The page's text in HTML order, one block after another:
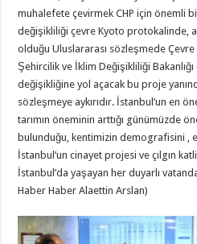
muhalefete çevirmek CHP için önemli
değişikliliği çevre Kyoto protokalinde,
olduğu Uluslararası sözleşmede Çevre
Şehircilik ve İklim Değişikliliği
değişikliğine yol açacak bu proje
sözleşmeye aykırıdır. İstanbul’un en
tarımın öneminin arttığı günümüzde
bulunduğu, kentimizin demografisini ,
İstanbul’un cinayet projesi ve çılgın
İstanbul’da yaşayan her duyarlı
Haber Haber Alaettin Arslan)